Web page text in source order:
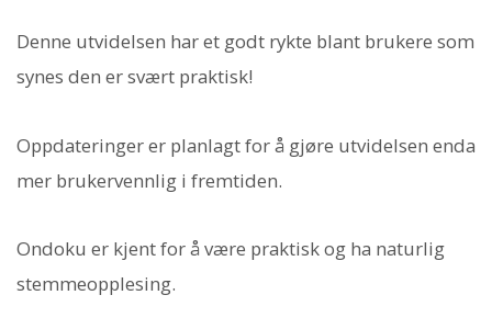
Denne utvidelsen har et godt rykte blant brukere som
synes den er svært praktisk!
Oppdateringer er planlagt for å gjøre utvidelsen enda
mer brukervennlig i fremtiden.
Ondoku er kjent for å være praktisk og ha naturlig
stemmeopplesing.